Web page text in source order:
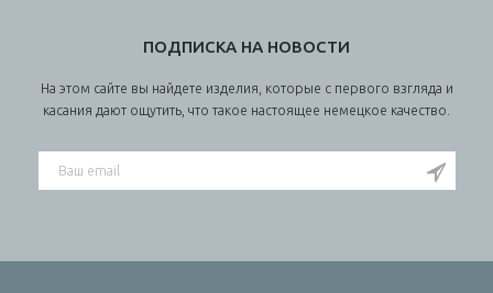
ПОДПИСКА НА НОВОСТИ
На этом сайте вы найдете изделия, которые с первого взгляда и
касания дают ощутить, что такое настоящее немецкое качество.